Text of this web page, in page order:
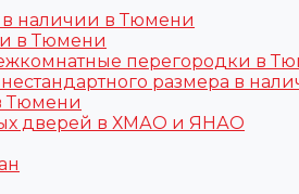
в наличии в Тюмени
в Тюмени
перегородки в
размера в
Тюмени
дверей в ХМАО и ЯНАО